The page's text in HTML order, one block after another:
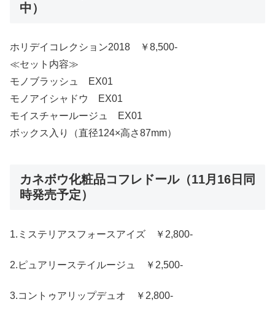
中）
ホリデイコレクション2018 ￥8,500-
≪セット内容≫
モノブラッシュ EX01
モノアイシャドウ EX01
モイスチャールージュ EX01
ボックス入り（直径124×高さ87mm）
カネボウ化粧品コフレドール（11月16日同
時発売予定）
1.ミステリアスフォースアイズ ￥2,800-
2.ピュアリーステイルージュ ￥2,500-
3.コントゥアリップデュオ ￥2,800-